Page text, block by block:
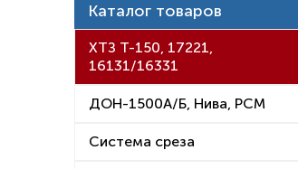
Каталог товаров
ХТЗ Т-150, 17221,
16131/16331
ДОН-1500А/Б, Нива, РСМ
Система среза